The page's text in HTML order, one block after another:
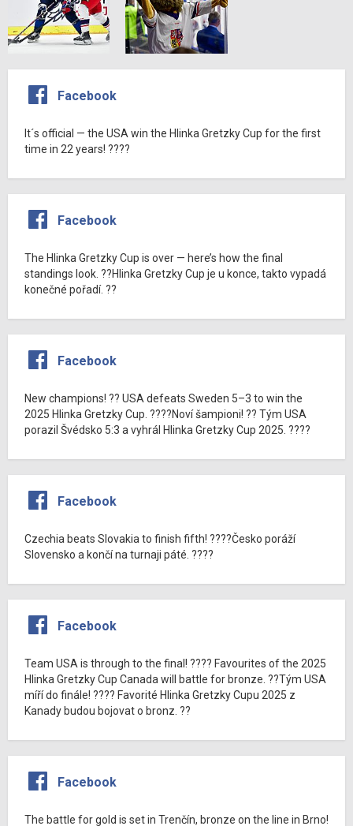
Facebook
It´s official — the USA win the Hlinka Gretzky Cup for the first
time in 22 years! ????
Facebook
The Hlinka Gretzky Cup is over — here’s how the final
standings look. ??Hlinka Gretzky Cup je u konce, takto vypadá
konečné pořadí. ??
Facebook
New champions! ?? USA defeats Sweden 5–3 to win the
2025 Hlinka Gretzky Cup. ????Noví šampioni! ?? Tým USA
porazil Švédsko 5:3 a vyhrál Hlinka Gretzky Cup 2025. ????
Facebook
Czechia beats Slovakia to finish fifth! ????Česko poráží
Slovensko a končí na turnaji páté. ????
Facebook
Team USA is through to the final! ???? Favourites of the 2025
Hlinka Gretzky Cup Canada will battle for bronze. ??Tým USA
míří do finále! ???? Favorité Hlinka Gretzky Cupu 2025 z
Kanady budou bojovat o bronz. ??
Facebook
The battle for gold is set in Trenčín, bronze on the line in Brno!